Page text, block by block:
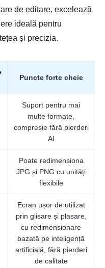
de editare, excelează
ideală pentru
și precizia.
Puncte forte cheie
Suport pentru mai
multe formate,
compresie fără pierderi
AI
Poate redimensiona
JPG și PNG cu unități
flexibile
Ecran ușor de utilizat
prin glisare și plasare,
cu redimensionare
bazată pe inteligență
artificială, fără pierderi
de calitate